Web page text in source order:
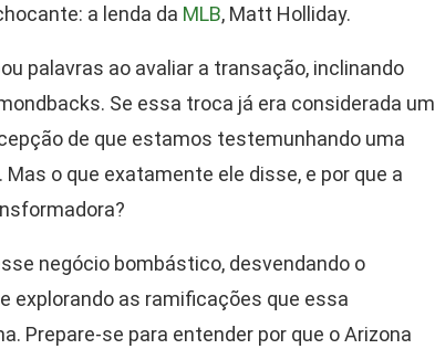
a lenda da MLB, Matt Holliday.
palavras ao avaliar a transação, inclinando
Se essa troca já era considerada um
de que estamos testemunhando uma
o que exatamente ele disse, e por que a
negócio bombástico, desvendando o
explorando as ramificações que essa
Prepare-se para entender por que o Arizona